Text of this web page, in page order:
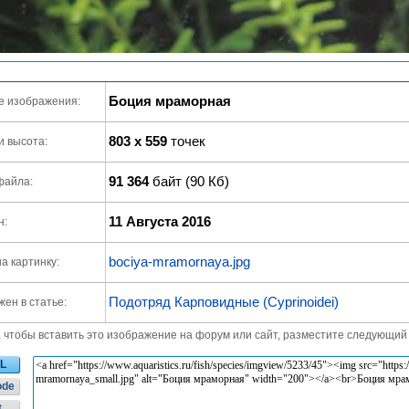
изображения: Боция мраморная
высота: 803 x 559 точек
91 364байт (90 Кб)
11 Августа 2016
картинку: bociya-mramornaya.jpg
в статье: Подотряд Карповидные (Cyprinoidei)
чтобы вставить это изображение на форум или сайт, разместите следующий